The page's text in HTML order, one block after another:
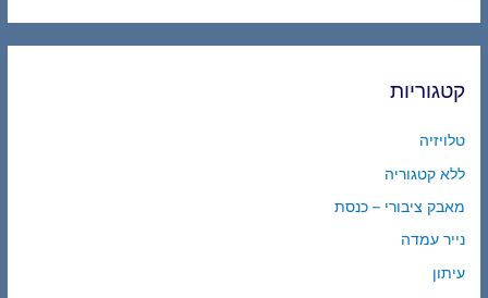
קטגוריות
טלויזיה
ללא קטגוריה
מאבק ציבורי – כנסת
נייר עמדה
עיתון